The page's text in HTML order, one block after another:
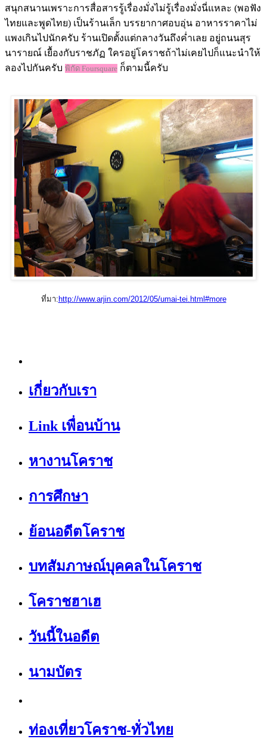
สนุกสนานเพราะการสื่อสารรู้เรื่องมั่งไม่รู้เรื่องมั่งนี่แหละ (พอฟัง
ไทยและพูดไทย) เป็นร้านเล็ก บรรยากาศอบอุ่น อาหารราคาไม่
แพงเกินไปนักครับ ร้านเปิดตั้งแต่กลางวันถึงค่ำเลย อยู่ถนนสุร
นารายณ์ เยื้องกับราชภัฏ ใครอยู่โคราชถ้าไม่เคยไปก็แนะนำให้
ลองไปกันครับ พิกัด Foursquare ก็ตามนี้ครับ
ที่มา: http://www.arjin.com/2012/05/umai-tei.html#more
เกี่ยวกับเรา
Link เพื่อนบ้าน
หางานโคราช
การศึกษา
ย้อนอดีตโคราช
บทสัมภาษณ์บุคคลในโคราช
โคราชฮาเฮ
วันนี้ในอดีต
นามบัตร
ท่องเที่ยวโคราช-ทั่วไทย